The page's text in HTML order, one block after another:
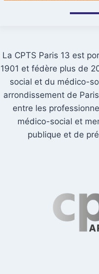
La CPTS Paris 13 est
1901 et fédère plus de
social et du médico-
arrondissement de
entre les
médico-social et
publique et de